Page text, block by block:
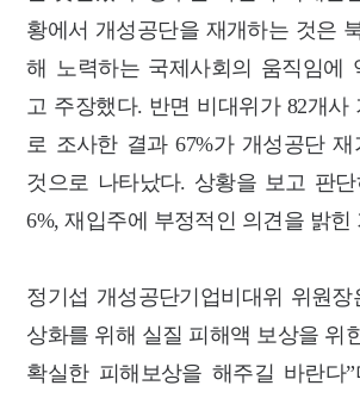
황에서 개성공단을 재개하는 것은
해 노력하는 국제사회의 움직임에
고 주장했다. 반면 비대위가 82개사
로 조사한 결과 67%가 개성공단
것으로 나타났다. 상황을 보고 판
6%, 재입주에 부정적인 의견을 밝힌
정기섭 개성공단기업비대위 위원장
상화를 위해 실질 피해액 보상을 위
확실한 피해보상을 해주길 바란다